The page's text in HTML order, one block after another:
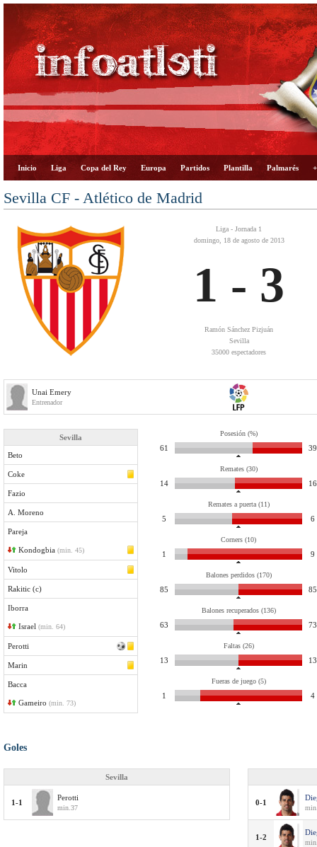
Inicio Liga Copa del Rey Europa Partidos Plantilla Palmarés
Sevilla CF - Atlético de Madrid
Liga - Jornada 1
domingo, 18 de agosto de 2013
1 - 3
Ramón Sánchez Pizjuán
Sevilla
35000 espectadores
Unai Emery
Entrenador
Sevilla
Beto
Coke
Fazio
A. Moreno
Pareja
Kondogbia (min. 45)
Vitolo
Rakitic (c)
Iborra
Israel (min. 64)
Perotti
Marin
Bacca
Gameiro (min. 73)
Posesión (%)
61 39
Remates (30)
14 16
Remates a puerta (11)
5 6
Corners (10)
1 9
Balones perdidos (170)
85 85
Balones recuperados (136)
63 73
Faltas (26)
13 13
Fueras de juego (5)
1 4
Goles
Sevilla
1-1
Perotti
min.37
0-1
1-2